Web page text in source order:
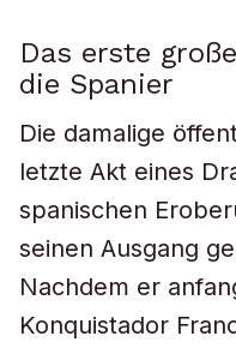
Das erste
die Spanier
Die damalige
letzte Akt eines
spanischen
seinen Ausgang
Nachdem er
Konquistador